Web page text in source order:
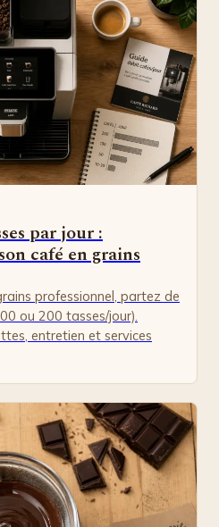
par jour :
café en grains
professionnel, partez de
ou 200 tasses/jour).
entretien et services